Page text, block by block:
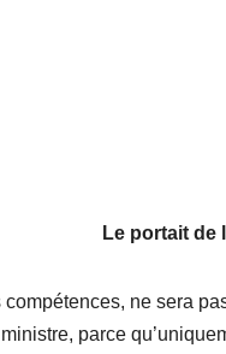
Le portait de
ne sera
parce